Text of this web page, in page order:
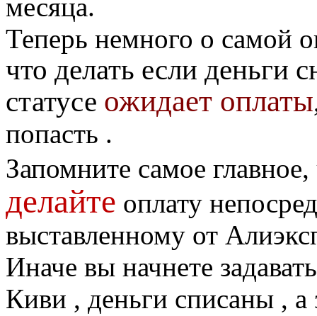
месяца.
Теперь немного о самой
что делать если деньги
статусе ожидает оплаты
попасть .
Запомните самое
делайте оплату
выставленному от
Иначе вы начнете
Киви , деньги списаны , а